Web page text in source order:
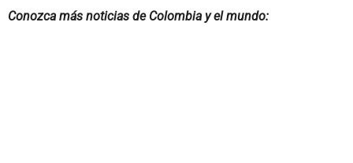
Conozca más noticias de Colombia y el mundo: